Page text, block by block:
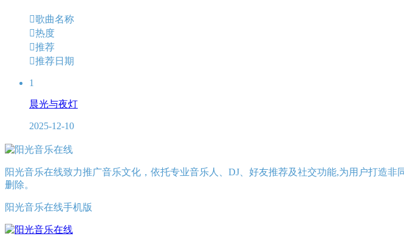
歌曲名称
热度
推荐
推荐日期
1
晨光与夜灯
2025-12-10
阳光音乐在线致力推广音乐文化，依托专业音乐人、DJ、好友推荐及社交功能,为用户打造
删除。
阳光音乐在线手机版